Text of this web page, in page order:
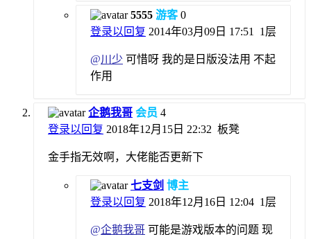
5555 游客 0
登录以回复 2014年03月09日 17:51 1层
@川少 可惜呀 我的是日版没法用 不起
作用
企鹅我哥 会员 4
登录以回复 2018年12月15日 22:32 板凳
金手指无效啊，大佬能否更新下
七支剑 博主
登录以回复 2018年12月16日 12:04 1层
@企鹅我哥 可能是游戏版本的问题 现